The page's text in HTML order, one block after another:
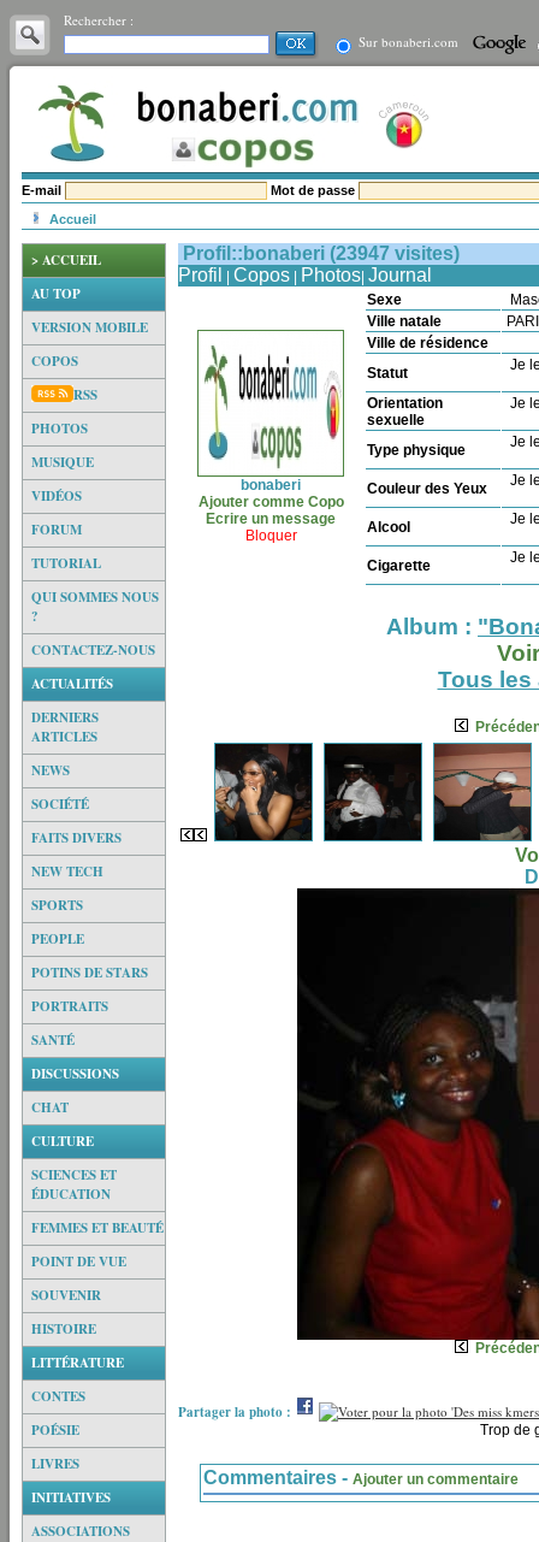
Rechercher :
Sur bonaberi.com
E-mail
Mot de passe
Accueil
> ACCUEIL
AU TOP
VERSION MOBILE
COPOS
RSS
PHOTOS
MUSIQUE
VIDÉOS
FORUM
TUTORIAL
QUI SOMMES NOUS
?
CONTACTEZ-NOUS
ACTUALITÉS
DERNIERS
ARTICLES
NEWS
SOCIÉTÉ
FAITS DIVERS
NEW TECH
SPORTS
PEOPLE
POTINS DE STARS
PORTRAITS
SANTÉ
DISCUSSIONS
CHAT
CULTURE
SCIENCES ET
ÉDUCATION
FEMMES ET BEAUTÉ
POINT DE VUE
SOUVENIR
HISTOIRE
LITTÉRATURE
CONTES
POÉSIE
LIVRES
INITIATIVES
ASSOCIATIONS
Profil::bonaberi (23947 visites)
Profil
Copos Photos Journal
bonaberi
Ajouter comme Copo
Ecrire un message
Bloquer
Sexe
Ville natale
Ville de résidence
Statut
Je
Orientation
sexuelle
Je
Type physique Je
Couleur des Yeux Je
Alcool Je
Cigarette Je
Album :
Tous les
Partager la photo :
Trop de
Commentaires - Ajouter un commentaire